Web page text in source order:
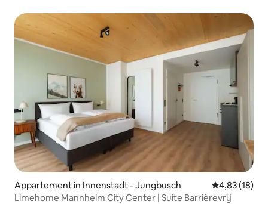
Appartement in Innenstadt - Jungbusch Gemiddelde
4,83 (18)
Limehome Mannheim City Center | Suite Barrièrevrij